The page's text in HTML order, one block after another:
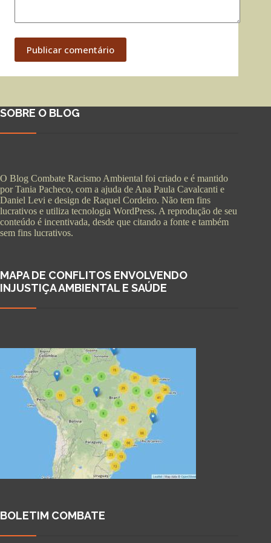
Publicar comentário
SOBRE O BLOG
O Blog Combate Racismo Ambiental foi criado e é mantido
por Tania Pacheco, com a ajuda de Ana Paula Cavalcanti e
Daniel Levi e design de Raquel Cordeiro. Não tem fins
lucrativos e utiliza tecnologia WordPress. A reprodução de seu
conteúdo é incentivada, desde que citando a fonte e também
sem fins lucrativos.
MAPA DE CONFLITOS ENVOLVENDO
INJUSTIÇA AMBIENTAL E SAÚDE
BOLETIM COMBATE